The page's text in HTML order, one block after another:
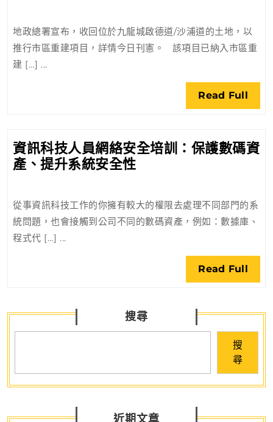
土
地
地政總署宣布，收回位於九龍城啟德道/沙浦道的土地，以
推行市區重建項目，詳情今日刊憲。 該項目已納入市區重
建 […] ...
Read Full
Full
資訊科技人員網絡安全培訓：保護數碼資
產、提升系統安全性資
技
人
培
護
數
資
從事資訊科技工作的你擁有較大的權限去處理不同部門的系
統問題，也會接觸到公司不同的數碼資產，例如：數據庫、
程式代 […] ...
Read Full
Full
搜尋
搜
尋
近期文章